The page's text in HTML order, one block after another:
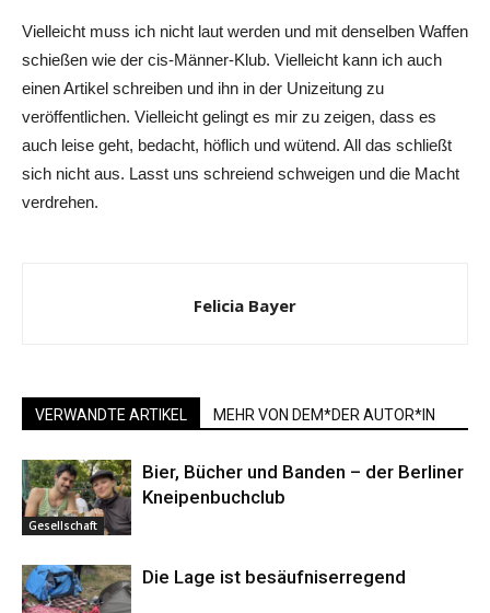
Vielleicht muss ich nicht laut werden und mit denselben Waffen
schießen wie der cis-Männer-Klub. Vielleicht kann ich auch
einen Artikel schreiben und ihn in der Unizeitung zu
veröffentlichen. Vielleicht gelingt es mir zu zeigen, dass es
auch leise geht, bedacht, höflich und wütend. All das schließt
sich nicht aus. Lasst uns schreiend schweigen und die Macht
verdrehen.
Felicia Bayer
VERWANDTE ARTIKEL MEHR VON DEM*DER AUTOR*IN
Gesellschaft
Bier, Bücher und Banden – der Berliner
Kneipenbuchclub
Die Lage ist besäufniserregend